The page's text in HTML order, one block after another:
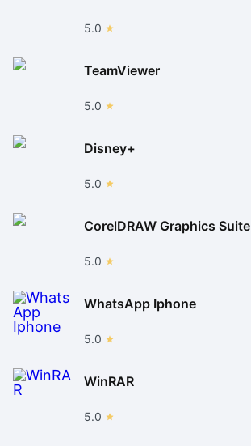
5.0
TeamViewer
5.0
Disney+
5.0
CorelDRAW Graphics Suite
5.0
WhatsApp Iphone
5.0
WinRAR
5.0